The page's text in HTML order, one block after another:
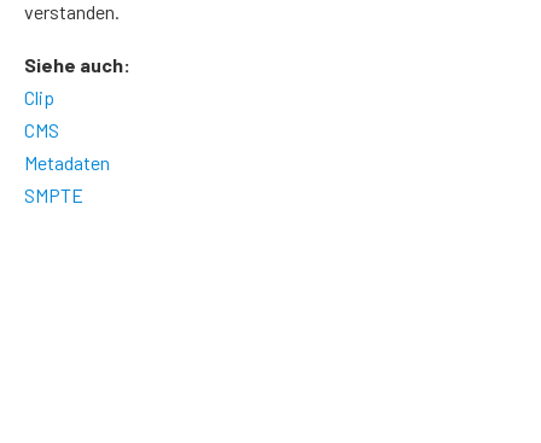
verstanden.
Siehe auch:
Clip
CMS
Metadaten
SMPTE